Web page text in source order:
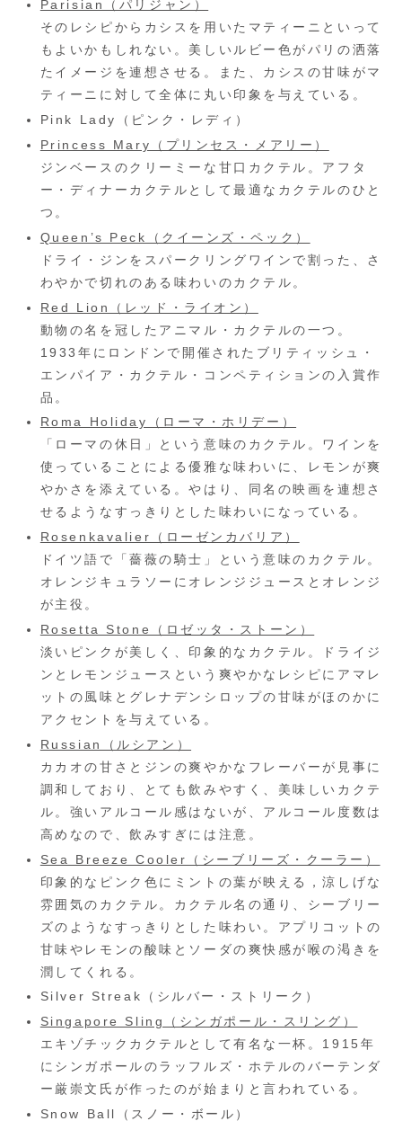
Parisian（パリジャン）
そのレシピからカシスを用いたマティーニといって
もよいかもしれない。美しいルビー色がパリの洒落
たイメージを連想させる。また、カシスの甘味がマ
ティーニに対して全体に丸い印象を与えている。
Pink Lady（ピンク・レディ）
Princess Mary（プリンセス・メアリー）
ジンベースのクリーミーな甘口カクテル。アフタ
ー・ディナーカクテルとして最適なカクテルのひと
つ。
Queen’s Peck（クイーンズ・ペック）
ドライ・ジンをスパークリングワインで割った、さ
わやかで切れのある味わいのカクテル。
Red Lion（レッド・ライオン）
動物の名を冠したアニマル・カクテルの一つ。
1933年にロンドンで開催されたブリティッシュ・
エンパイア・カクテル・コンペティションの入賞作
品。
Roma Holiday（ローマ・ホリデー）
「ローマの休日」という意味のカクテル。ワインを
使っていることによる優雅な味わいに、レモンが爽
やかさを添えている。やはり、同名の映画を連想さ
せるようなすっきりとした味わいになっている。
Rosenkavalier（ローゼンカバリア）
ドイツ語で「薔薇の騎士」という意味のカクテル。
オレンジキュラソーにオレンジジュースとオレンジ
が主役。
Rosetta Stone（ロゼッタ・ストーン）
淡いピンクが美しく、印象的なカクテル。ドライジ
ンとレモンジュースという爽やかなレシピにアマレ
ットの風味とグレナデンシロップの甘味がほのかに
アクセントを与えている。
Russian（ルシアン）
カカオの甘さとジンの爽やかなフレーバーが見事に
調和しており、とても飲みやすく、美味しいカクテ
ル。強いアルコール感はないが、アルコール度数は
高めなので、飲みすぎには注意。
Sea Breeze Cooler（シーブリーズ・クーラー）
印象的なピンク色にミントの葉が映える，涼しげな
雰囲気のカクテル。カクテル名の通り、シーブリー
ズのようなすっきりとした味わい。アプリコットの
甘味やレモンの酸味とソーダの爽快感が喉の渇きを
潤してくれる。
Silver Streak（シルバー・ストリーク）
Singapore Sling（シンガポール・スリング）
エキゾチックカクテルとして有名な一杯。1915年
にシンガポールのラッフルズ・ホテルのバーテンダ
ー厳崇文氏が作ったのが始まりと言われている。
Snow Ball（スノー・ボール）